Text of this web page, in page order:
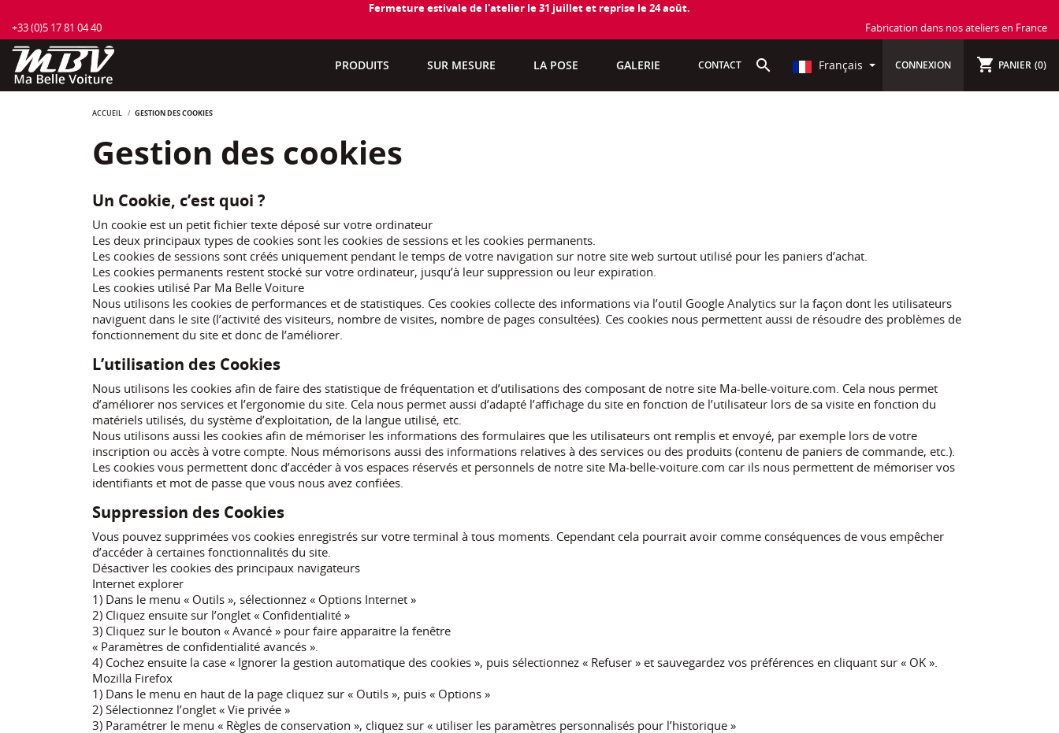
Fermeture estivale de l'atelier le 31 juillet et reprise le 24 août.
+33 (0)5 17 81 04 40
Fabrication dans nos ateliers en France
PRODUITS SUR MESURE LA POSE GALERIE CONTACT search Français CONNEXION shopping_cart PANIER (0)
ACCUEIL GESTION DES COOKIES
Gestion des cookies
Un Cookie, c’est quoi ?
Un cookie est un petit fichier texte déposé sur votre ordinateur
Les deux principaux types de cookies sont les cookies de sessions et les cookies permanents.
Les cookies de sessions sont créés uniquement pendant le temps de votre navigation sur notre site web surtout utilisé pour les paniers d’achat.
Les cookies permanents restent stocké sur votre ordinateur, jusqu’à leur suppression ou leur expiration.
Les cookies utilisé Par Ma Belle Voiture
Nous utilisons les cookies de performances et de statistiques. Ces cookies collecte des informations via l’outil Google Analytics sur la façon dont les utilisateurs
naviguent dans le site (l’activité des visiteurs, nombre de visites, nombre de pages consultées). Ces cookies nous permettent aussi de résoudre des problèmes de
fonctionnement du site et donc de l’améliorer.
L’utilisation des Cookies
Nous utilisons les cookies afin de faire des statistique de fréquentation et d’utilisations des composant de notre site Ma-belle-voiture.com. Cela nous permet
d’améliorer nos services et l’ergonomie du site. Cela nous permet aussi d’adapté l’affichage du site en fonction de l’utilisateur lors de sa visite en fonction du
matériels utilisés, du système d’exploitation, de la langue utilisé, etc.
Nous utilisons aussi les cookies afin de mémoriser les informations des formulaires que les utilisateurs ont remplis et envoyé, par exemple lors de votre
inscription ou accès à votre compte. Nous mémorisons aussi des informations relatives à des services ou des produits (contenu de paniers de commande, etc.).
Les cookies vous permettent donc d’accéder à vos espaces réservés et personnels de notre site Ma-belle-voiture.com car ils nous permettent de mémoriser vos
identifiants et mot de passe que vous nous avez confiées.
Suppression des Cookies
Vous pouvez supprimées vos cookies enregistrés sur votre terminal à tous moments. Cependant cela pourrait avoir comme conséquences de vous empêcher
d’accéder à certaines fonctionnalités du site.
Désactiver les cookies des principaux navigateurs
Internet explorer
1) Dans le menu « Outils », sélectionnez « Options Internet »
2) Cliquez ensuite sur l’onglet « Confidentialité »
3) Cliquez sur le bouton « Avancé » pour faire apparaitre la fenêtre
« Paramètres de confidentialité avancés ».
4) Cochez ensuite la case « Ignorer la gestion automatique des cookies », puis sélectionnez « Refuser » et sauvegardez vos préférences en cliquant sur « OK ».
Mozilla Firefox
1) Dans le menu en haut de la page cliquez sur « Outils », puis « Options »
2) Sélectionnez l’onglet « Vie privée »
3) Paramétrer le menu « Règles de conservation », cliquez sur « utiliser les paramètres personnalisés pour l’historique »